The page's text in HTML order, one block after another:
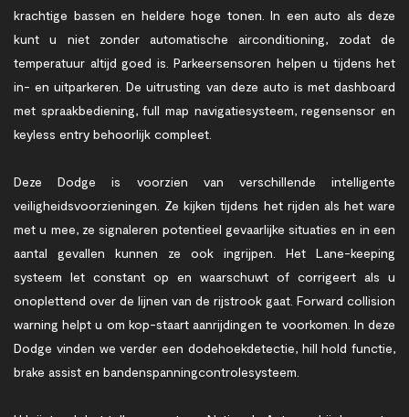
krachtige bassen en heldere hoge tonen. In een auto als deze
kunt u niet zonder automatische airconditioning, zodat de
temperatuur altijd goed is. Parkeersensoren helpen u tijdens het
in- en uitparkeren. De uitrusting van deze auto is met dashboard
met spraakbediening, full map navigatiesysteem, regensensor en
keyless entry behoorlijk compleet.
Deze Dodge is voorzien van verschillende intelligente
veiligheidsvoorzieningen. Ze kijken tijdens het rijden als het ware
met u mee, ze signaleren potentieel gevaarlijke situaties en in een
aantal gevallen kunnen ze ook ingrijpen. Het Lane-keeping
systeem let constant op en waarschuwt of corrigeert als u
onoplettend over de lijnen van de rijstrook gaat. Forward collision
warning helpt u om kop-staart aanrijdingen te voorkomen. In deze
Dodge vinden we verder een dodehoekdetectie, hill hold functie,
brake assist en bandenspanningcontrolesysteem.